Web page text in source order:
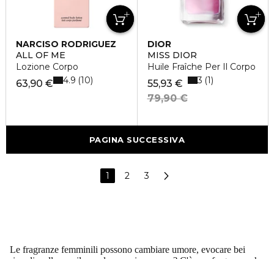
NARCISO RODRIGUEZ
ALL OF ME
Lozione Corpo
63,90 € 4.9 10
DIOR
MISS DIOR
Huile Fraîche Per Il Corpo
55,93 €
79,90 €
3 1
PAGINA SUCCESSIVA
1 2 3
Le fragranze femminili possono cambiare umore, evocare bei